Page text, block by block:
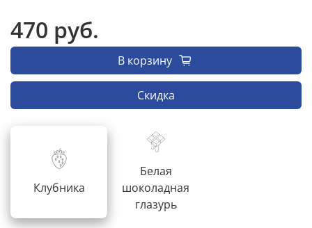
470 руб.
В корзину
Скидка
Клубника
Белая
шоколадная
глазурь